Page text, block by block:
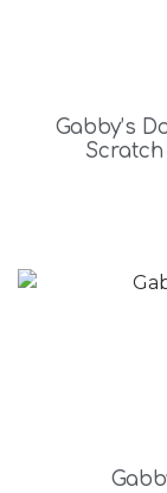
Gabby’s
Scratch